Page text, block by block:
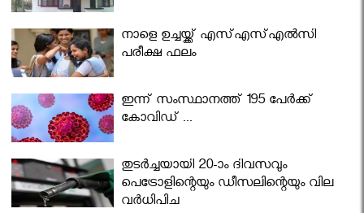
നാളെ ഉച്ചയ്ക്ക് എസ്എസ്എല്‍സി
പരീക്ഷ ഫലം
ഇന്ന് സംസ്ഥാനത്ത് 195 പേര്‍ക്ക്
കോവിഡ് ...
തുടർച്ചയായി 20-ാം ദിവസവും
പെട്രോളിന്റെയും ഡീസലിന്റെയും വില
വര്‍ധിപ്പിച്ചു